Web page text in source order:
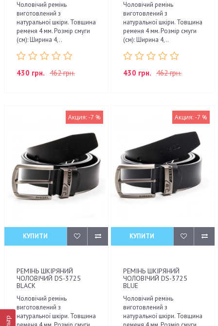
Чоловічий ремінь
виготовлений з
натуральної шкіри. Товщина
ременя 4 мм. Розмір смуги
(см): Ширина 4,..
430 грн. 462 грн.
Чоловічий ремінь
виготовлений з
натуральної шкіри. Товщина
ременя 4 мм. Розмір смуги
(см): Ширина 4,..
430 грн. 462 грн.
Акция: -7 %
КУПИТИ
РЕМІНЬ ШКІРЯНИЙ
ЧОЛОВІЧИЙ DS-3725
BLACK
Чоловічий ремінь
виготовлений з
натуральної шкіри. Товщина
Акция: -7 %
КУПИТИ
РЕМІНЬ ШКІРЯНИЙ
ЧОЛОВІЧИЙ DS-3725
BLUE
Чоловічий ремінь
виготовлений з
натуральної шкіри. Товщина